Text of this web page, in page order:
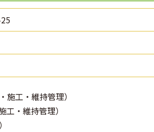
工・維持管理）
・維持管理）